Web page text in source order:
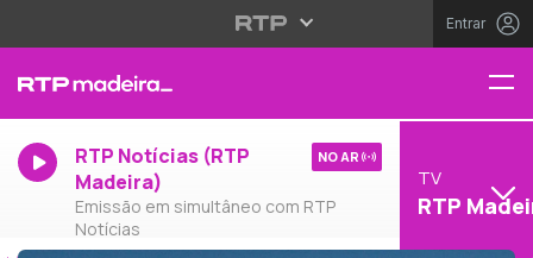
Entrar
RTP Notícias (RTP
Madeira)
Emissão em simultâneo com RTP
Notícias
NO AR
TV
RTP